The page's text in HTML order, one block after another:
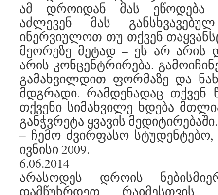
ამ დროიდან მას ეწოდება
აძლევენ მას
ინერვიულოთ თუ თქვენ
მეორეზე მეტად – ეს არ არის
არის კონცენტრირება.
გამახვილდით ფორმაზე და
მდგრადი. რამდენადაც თქვენ
თქვენი სიმახვილე ხდება
განჭვრეტა ყვავის მედიტირებაში.
– ჩემო ძვირფასო სტუდენტებო,
ივნისი 2009.
6.06.2014
არასოდეს დროის
დამწუხრდეთ რაიმესთვის.